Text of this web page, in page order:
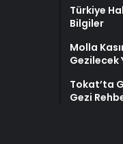
Türkiye
Bilgiler
Molla
Gezilecek
Tokat’ta
Gezi